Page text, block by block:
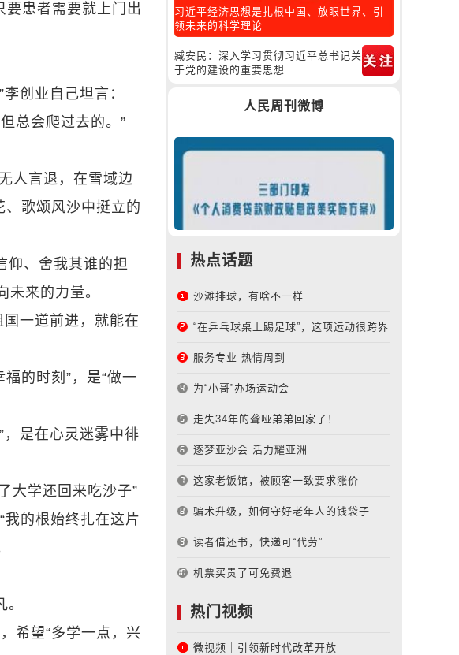
患者需要就上门出
创业自己坦言：
总会爬过去的。”
人言退，在雪域边
、歌颂风沙中挺立的
仰、舍我其谁的担
来的力量。
一道前进，就能在
的时刻”，是“做一
是在心灵迷雾中徘
大学还回来吃沙子”
的根始终扎在这片
希望“多学一点，兴
习近平经济思想是扎根中国、放眼世界、引
领未来的科学理论
臧安民：深入学习贯彻习近平总书记关
于党的建设的重要思想
人民周刊微博
热点话题
沙滩排球，有啥不一样
“在乒乓球桌上踢足球”，这项运动很跨界
服务专业 热情周到
为“小哥”办场运动会
走失34年的聋哑弟弟回家了！
逐梦亚沙会 活力耀亚洲
这家老饭馆，被顾客一致要求涨价
骗术升级，如何守好老年人的钱袋子
读者借还书，快递可“代劳”
机票买贵了可免费退
热门视频
微视频｜引领新时代改革开放